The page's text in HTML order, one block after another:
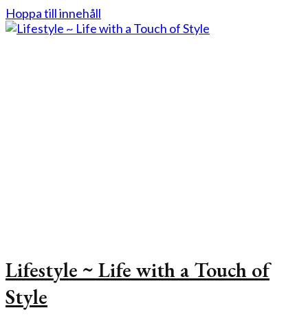
Hoppa till innehåll
Lifestyle ~ Life with a Touch of
Style